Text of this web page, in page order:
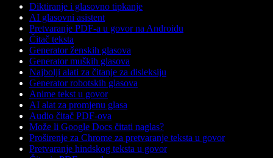
Diktiranje i glasovno tipkanje
AI glasovni asistent
Pretvaranje PDF-a u govor na Androidu
Čitač teksta
Generator ženskih glasova
Generator muških glasova
Najbolji alati za čitanje za disleksiju
Generator robotskih glasova
Anime tekst u govor
AI alat za promjenu glasa
Audio čitač PDF-ova
Može li Google Docs čitati naglas?
Proširenje za Chrome za pretvaranje teksta u govor
Pretvaranje hindskog teksta u govor